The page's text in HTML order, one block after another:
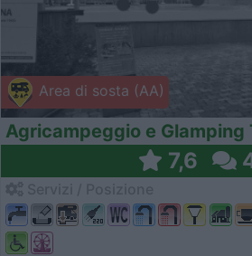
Area di sosta (AA)
Agricampeggio e Glamping
7,6